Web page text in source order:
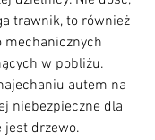
trawnik, to również
mechanicznych
w pobliżu.
autem na
niebezpieczne dla
jest drzewo.